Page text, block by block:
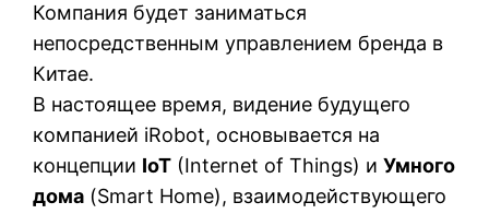
Компания будет заниматься
непосредственным управлением бренда в
Китае.
В настоящее время, видение будущего
компанией iRobot, основывается на
концепции IoT (Internet of Things) иУмного
дома (Smart Home), взаимодействующего